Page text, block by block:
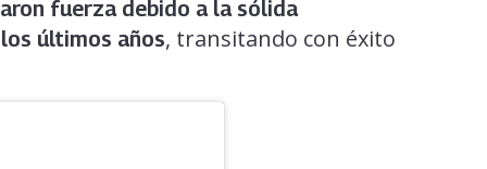
fuerza debido a la sólida
últimos años, transitando con éxito